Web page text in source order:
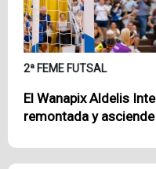
2ª FEME FUTSAL
El Wanapix Aldelis
remontada y